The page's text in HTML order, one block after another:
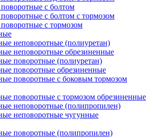
с болтом
с болтом с тормозом
с тормозом
неповоротные (полиуретан)
неповоротные обрезиненные
поворотные (полиуретан)
поворотные обрезиненные
поворотные с боковым тормозом
поворотные с тормозом обрезиненные
неповоротные (полипропилен)
неповоротные чугунные
поворотные (полипропилен)